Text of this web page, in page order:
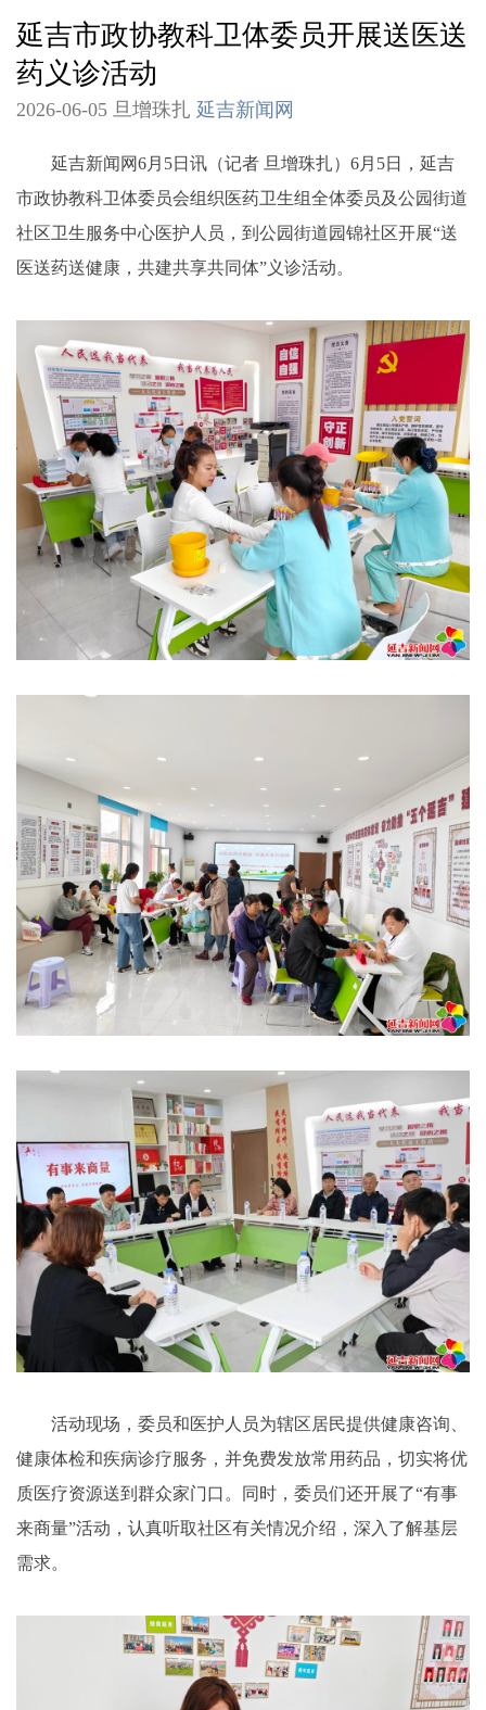
延吉市政协教科卫体委员开展送医送
药义诊活动
2026-06-05 旦增珠扎 延吉新闻网
延吉新闻网6月5日讯（记者 旦增珠扎）6月5日，延吉
市政协教科卫体委员会组织医药卫生组全体委员及公园街道
社区卫生服务中心医护人员，到公园街道园锦社区开展“送
医送药送健康，共建共享共同体”义诊活动。
活动现场，委员和医护人员为辖区居民提供健康咨询、
健康体检和疾病诊疗服务，并免费发放常用药品，切实将优
质医疗资源送到群众家门口。同时，委员们还开展了“有事
来商量”活动，认真听取社区有关情况介绍，深入了解基层
需求。